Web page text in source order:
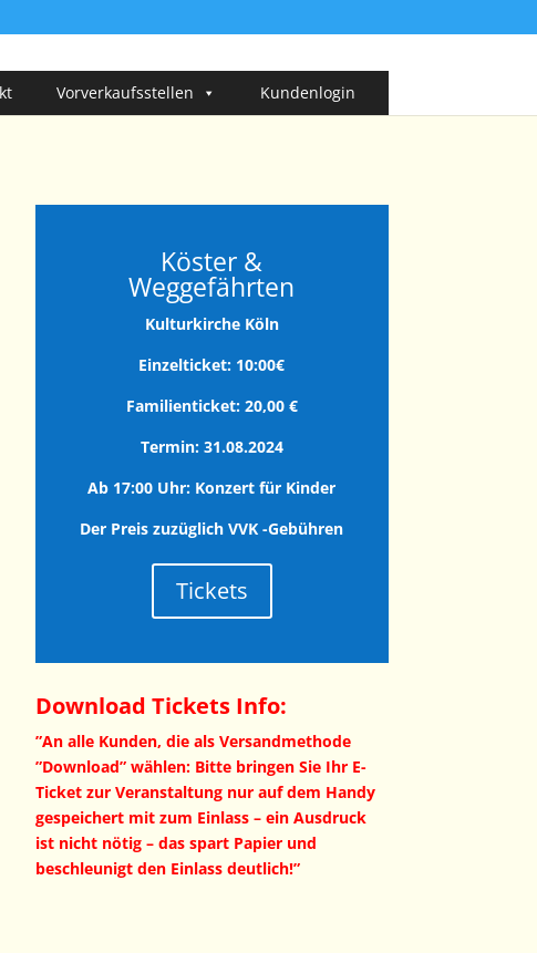
Vorverkaufsstellen Kundenlogin
Köster &
Weggefährten
Kulturkirche Köln
Einzelticket: 10:00€
Familienticket: 20,00 €
Termin: 31.08.2024
Ab 17:00 Uhr: Konzert für Kinder
Der Preis zuzüglich VVK -Gebühren
Tickets
Download Tickets Info:
”An alle Kunden, die als Versandmethode
”Download” wählen: Bitte bringen Sie Ihr E-
Ticket zur Veranstaltung nur auf dem Handy
gespeichert mit zum Einlass – ein Ausdruck
ist nicht nötig – das spart Papier und
beschleunigt den Einlass deutlich!”